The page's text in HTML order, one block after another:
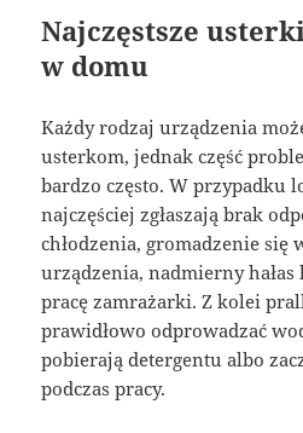
Najczęstsze
w domu
Każdy rodzaj urządzenia
usterkom, jednak część
bardzo często. W przypadku
najczęściej zgłaszają brak
chłodzenia, gromadzenie się
urządzenia, nadmierny
pracę zamrażarki. Z kolei
prawidłowo odprowadzać
pobierają detergentu albo
podczas pracy.